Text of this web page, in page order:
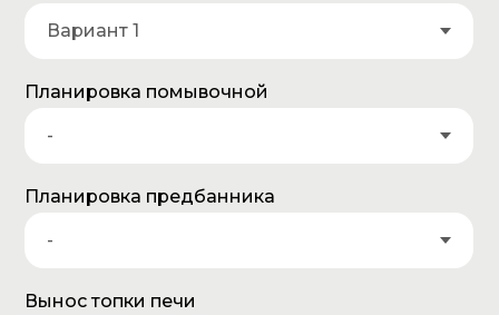
Планировка помывочной
Планировка предбанника
Вынос топки печи